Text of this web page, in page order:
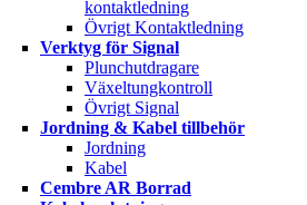
kontaktledning
Övrigt Kontaktledning
Verktyg för Signal
Plunchutdragare
Växeltungkontroll
Övrigt Signal
Jordning & Kabel tillbehör
Jordning
Kabel
Cembre AR Borrad